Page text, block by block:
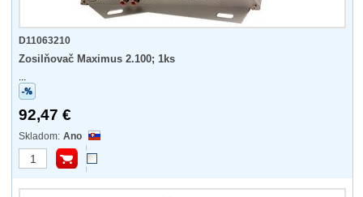
D11063210
Zosilňovač Maximus 2.100; 1ks
...
92,47 €
Ano